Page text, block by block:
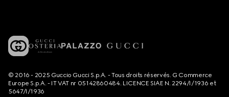
© 2016 - 2025 Guccio Gucci S.p.A. - Tous droits réservés. G Commerce
Europe S.p.A. - IT VAT nr 05142860484. LICENCE SIAE N. 2294/I/1936 et
5647/I/1936